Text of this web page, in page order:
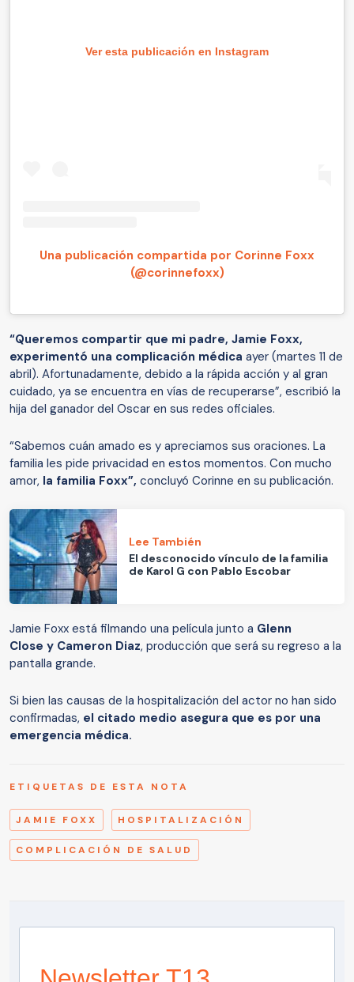
Ver esta publicación en Instagram
Una publicación compartida por Corinne Foxx
(@corinnefoxx)
“Queremos compartir que mi padre, Jamie Foxx,
experimentó una complicación médica ayer (martes 11 de
abril). Afortunadamente, debido a la rápida acción y al gran
cuidado, ya se encuentra en vías de recuperarse”, escribió la
hija del ganador del Oscar en sus redes oficiales.
“Sabemos cuán amado es y apreciamos sus oraciones. La
familia les pide privacidad en estos momentos. Con mucho
amor, la familia Foxx”, concluyó Corinne en su publicación.
Lee También
El desconocido vínculo de la familia
de Karol G con Pablo Escobar
Jamie Foxx está filmando una película junto a Glenn
Close y Cameron Diaz, producción que será su regreso a la
pantalla grande.
Si bien las causas de la hospitalización del actor no han sido
confirmadas, el citado medio asegura que es por una
emergencia médica.
ETIQUETAS DE ESTA NOTA
JAMIE FOXX HOSPITALIZACIÓN
COMPLICACIÓN DE SALUD